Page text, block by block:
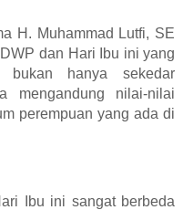
H. Muhammad Lutfi, SE
dan Hari Ibu ini yang
bukan hanya sekedar
mengandung nilai-nilai
perempuan yang ada di
Ibu ini sangat berbeda